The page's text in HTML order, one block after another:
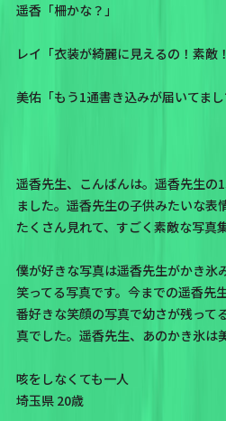
遥香「柵かな？」
レイ「衣装が綺麗に見えるの！素敵
美佑「もう1通書き込みが届いてまし
遥香先生、こんばんは。遥香先生の
ました。遥香先生の子供みたいな表
たくさん見れて、すごく素敵な写真
僕が好きな写真は遥香先生がかき氷
笑ってる写真です。今までの遥香先
番好きな笑顔の写真で幼さが残って
真でした。遥香先生、あのかき氷は
咳をしなくても一人
埼玉県 20歳